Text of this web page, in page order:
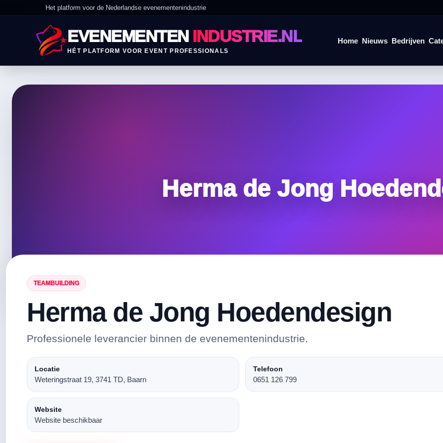
Het platform voor de Nederlandse evenementenindustrie
EVENEMENTEN INDUSTRIE.NL
HÉT PLATFORM VOOR EVENT PROFESSIONALS
Home Nieuws Bedrijven
Herma de Jong
TEAMBUILDING
Herma de Jong Hoedendesign
Professionele leverancier binnen de evenementenindustrie.
Locatie
Weteringstraat 19, 3741 TD, Baarn
Telefoon
0651 126 799
Website
Website beschikbaar